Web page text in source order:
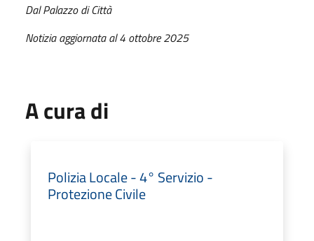
Dal Palazzo di Città
Notizia aggiornata al 4 ottobre 2025
A cura di
Polizia Locale - 4° Servizio -
Protezione Civile